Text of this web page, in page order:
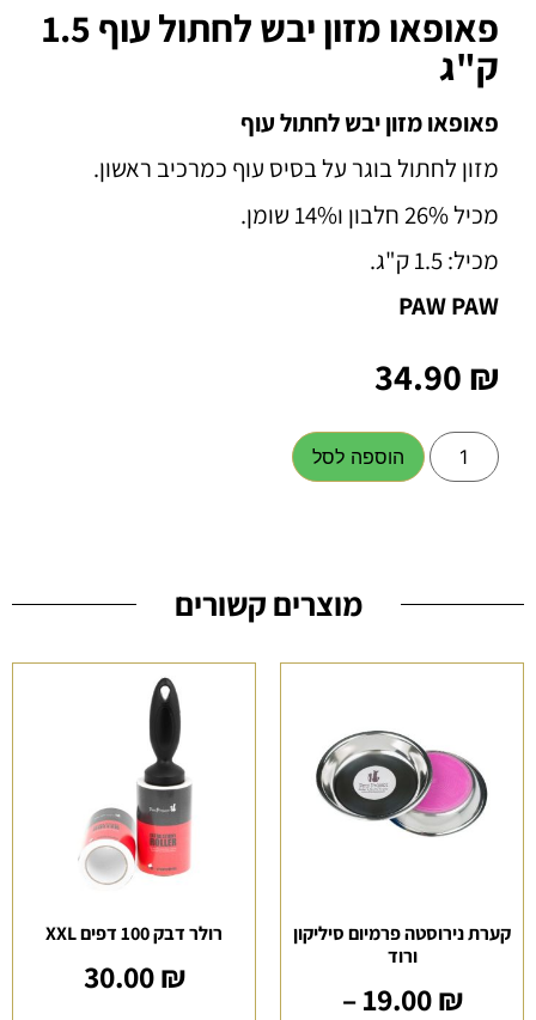
פאופאו מזון יבש לחתול עוף 1.5
ק"ג
פאופאו מזון יבש לחתול עוף
מזון לחתול בוגר על בסיס עוף כמרכיב ראשון.
מכיל 26% חלבון ו14% שומן.
מכיל: 1.5 ק"ג.
PAW PAW
34.90 ₪
הוספה לסל
מוצרים קשורים
קערת נירוסטה פרמיום סיליקון
ורוד
19.00₪
–
רולר דבק 100 דפים XXL
30.00₪